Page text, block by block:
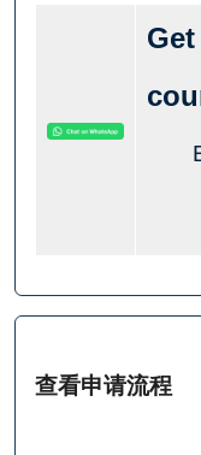
查看申请流程